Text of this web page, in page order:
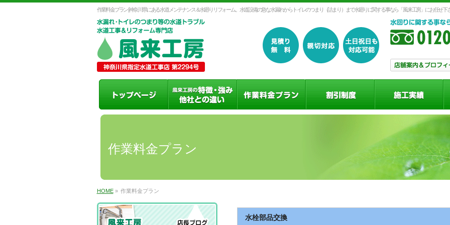
作業料金プラン | 神奈川県にある水道メンテナンス＆水廻りリフォーム。水道設備の急な水漏れからトイレのつまり（詰まり）まで水廻りに関する事なら「風来工房」にお任せ下
作業料金プラン
HOME» 作業料金プラン
水栓部品交換